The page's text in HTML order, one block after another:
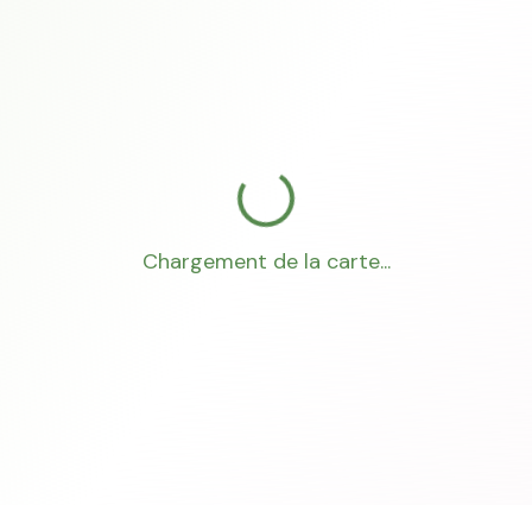
Chargement de la carte...